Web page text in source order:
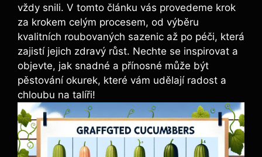
vždy snili. V tomto článku‍ vás provedeme krok
za‌ krokem celým procesem,‌ od výběru⁤
kvalitních roubovaných​ sazenic​ až po péči, která
zajistí jejich zdravý růst. Nechte se‌ inspirovat a
objevte, jak snadné a ⁣přínosné může být
pěstování okurek, které vám udělají ⁤radost a
chloubu na talíři!